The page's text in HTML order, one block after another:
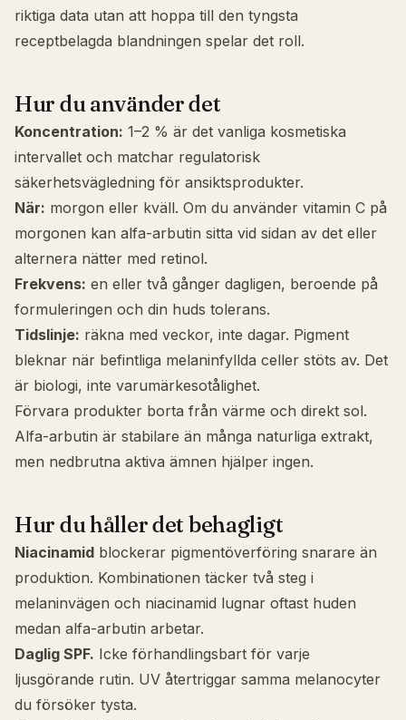
riktiga data utan att hoppa till den tyngsta
receptbelagda blandningen spelar det roll.
Hur du använder det
Koncentration: 1–2 % är det vanliga kosmetiska
intervallet och matchar regulatorisk
säkerhetsvägledning för ansiktsprodukter.
När: morgon eller kväll. Om du använder vitamin C på
morgonen kan alfa-arbutin sitta vid sidan av det eller
alternera nätter med retinol.
Frekvens: en eller två gånger dagligen, beroende på
formuleringen och din huds tolerans.
Tidslinje: räkna med veckor, inte dagar. Pigment
bleknar när befintliga melaninfyllda celler stöts av. Det
är biologi, inte varumärkesotålighet.
Förvara produkter borta från värme och direkt sol.
Alfa-arbutin är stabilare än många naturliga extrakt,
men nedbrutna aktiva ämnen hjälper ingen.
Hur du håller det behagligt
Niacinamid blockerar pigmentöverföring snarare än
produktion. Kombinationen täcker två steg i
melaninvägen och niacinamid lugnar oftast huden
medan alfa-arbutin arbetar.
Daglig SPF. Icke förhandlingsbart för varje
ljusgörande rutin. UV återtriggar samma melanocyter
du försöker tysta.